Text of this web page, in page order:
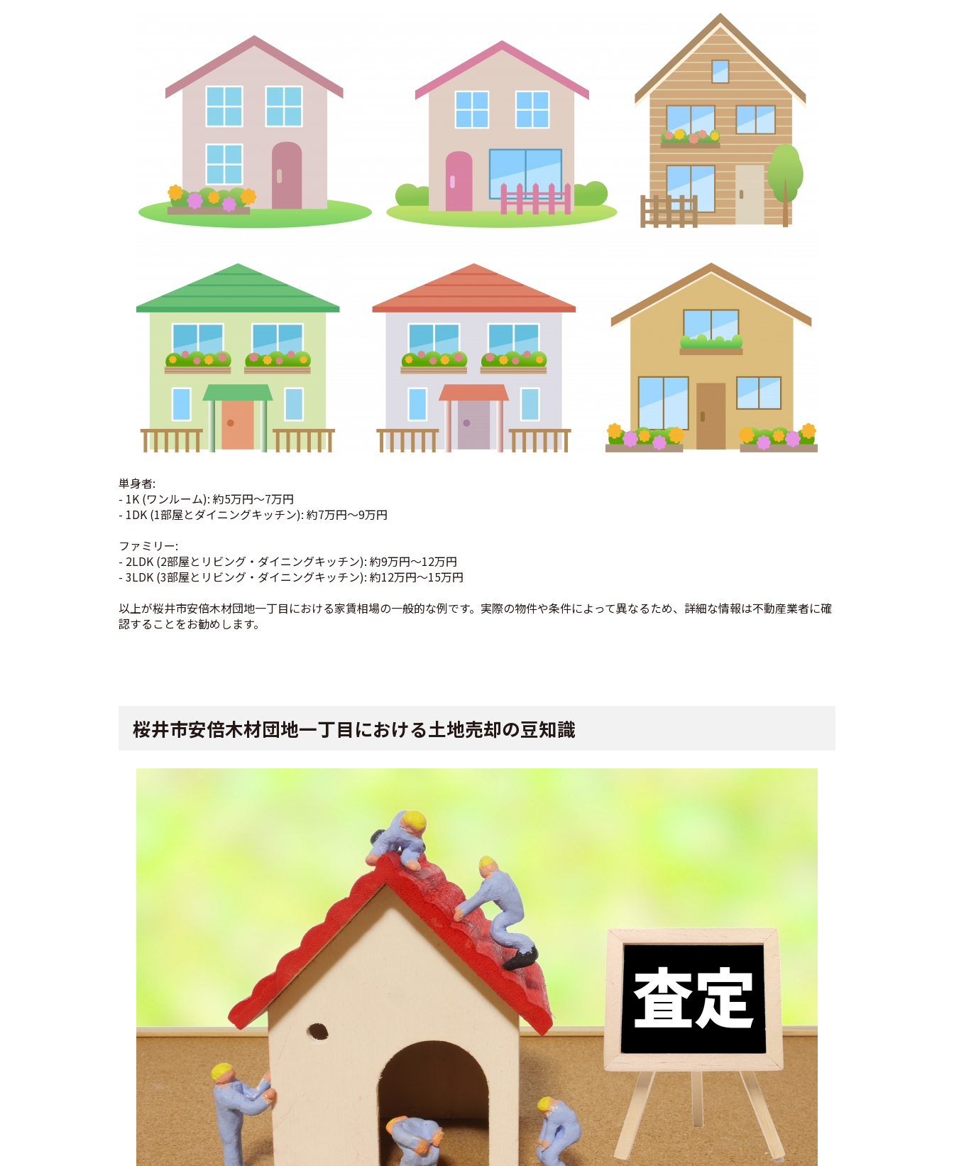
単身者:
- 1K (ワンルーム): 約5万円〜7万円
- 1DK (1部屋とダイニングキッチン): 約7万円〜9万円
ファミリー:
- 2LDK (2部屋とリビング・ダイニングキッチン): 約9万円〜12万円
- 3LDK (3部屋とリビング・ダイニングキッチン): 約12万円〜15万円
以上が桜井市安倍木材団地一丁目における家賃相場の一般的な例です。実際の物件や条件によって異なるため、詳細な情報は不動産業者に確
認することをお勧めします。
桜井市安倍木材団地一丁目における土地売却の豆知識